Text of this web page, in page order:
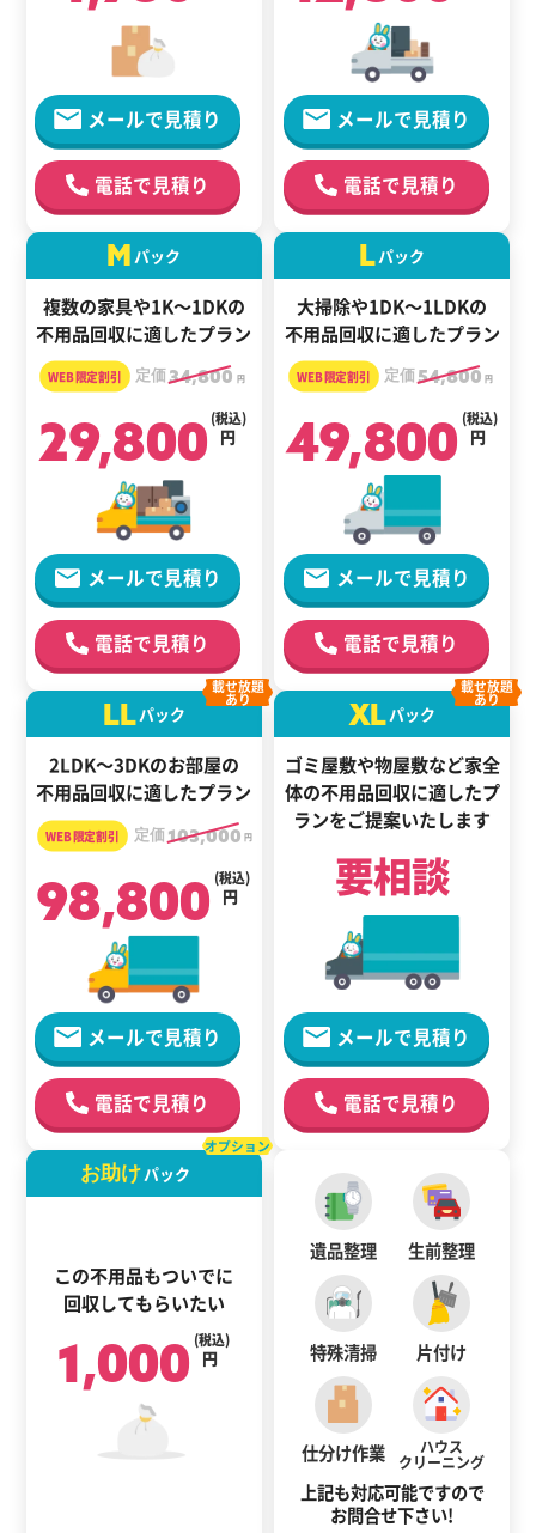
メールで見積り
電話で見積り
メールで見積り
電話で見積り
M パック
複数の家具や1K～1DKの
不用品回収に適したプラン
定価34,800 円
29,800 円
(税込)
メールで見積り
電話で見積り
Lパック
大掃除や1DK～1LDKの
不用品回収に適したプラン
定価54,800 円
49,800 円
(税込)
メールで見積り
電話で見積り
LLパック
2LDK～3DKのお部屋の
不用品回収に適したプラン
載せ放題
あり
定価103,000 円
98,800 円
(税込)
メールで見積り
電話で見積り
XLパック
ゴミ屋敷や物屋敷など家全
体の不用品回収に適したプ
ランをご提案いたします
載せ放題
あり
要相談
メールで見積り
電話で見積り
お助けパック
この不用品もついでに
回収してもらいたい
オプション
1,000 円
(税込)
遺品整理 生前整理
特殊清掃 片付け
仕分け作業 ハウス
クリーニング
上記も対応可能ですので
お問合せ下さい!